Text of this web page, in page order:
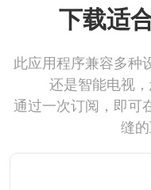
下载适
此应用程序兼容多种
还是智能电视
通过一次订阅，即可
缝的